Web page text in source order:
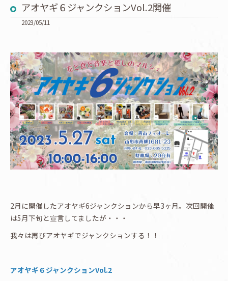
アオヤギ６ジャンクションVol.2開催
2023/05/11
2月に開催したアオヤギ6ジャンクションから早3ヶ月。次回開催
は5月下旬と宣言してましたが・・・
我々は再びアオヤギでジャンクションする！！
アオヤギ６ジャンクションVol.2